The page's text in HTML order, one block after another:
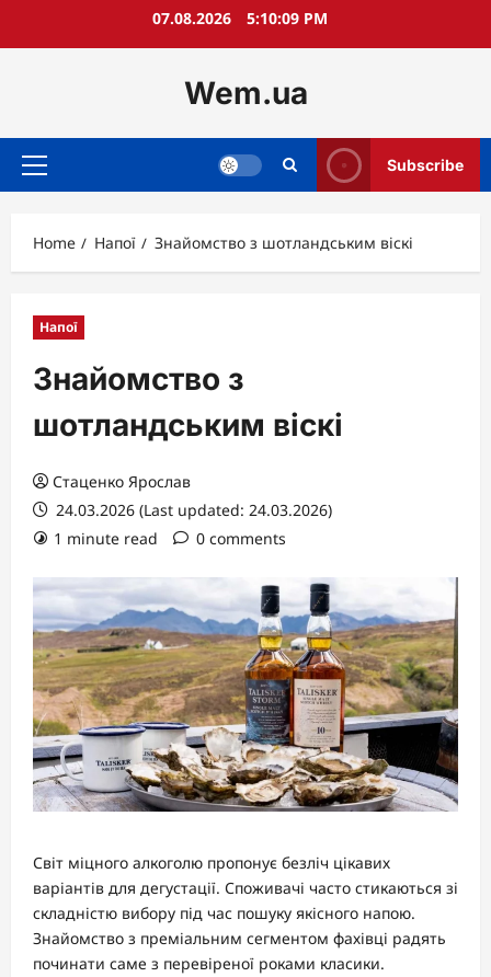
07.08.2026 5:10:10 PM
Wem.ua
Primary
Subscribe
Home Напої Знайомство з шотландським віскі
Напої
Знайомство з
шотландським віскі
Стаценко Ярослав
24.03.2026 (Last updated: 24.03.2026)
1 minute read
0 comments
Світ міцного алкоголю пропонує безліч цікавих
варіантів для дегустації. Споживачі часто стикаються зі
складністю вибору під час пошуку якісного напою.
Знайомство з преміальним сегментом фахівці радять
починати саме з перевіреної роками класики.